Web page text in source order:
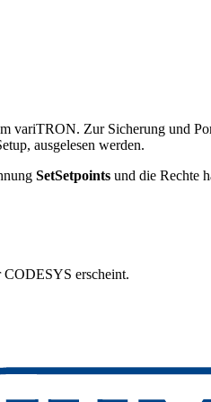
variTRON. Zur Sicherung und
ausgelesen werden.
SetSetpoints und die Rechte
CODESYS erscheint.